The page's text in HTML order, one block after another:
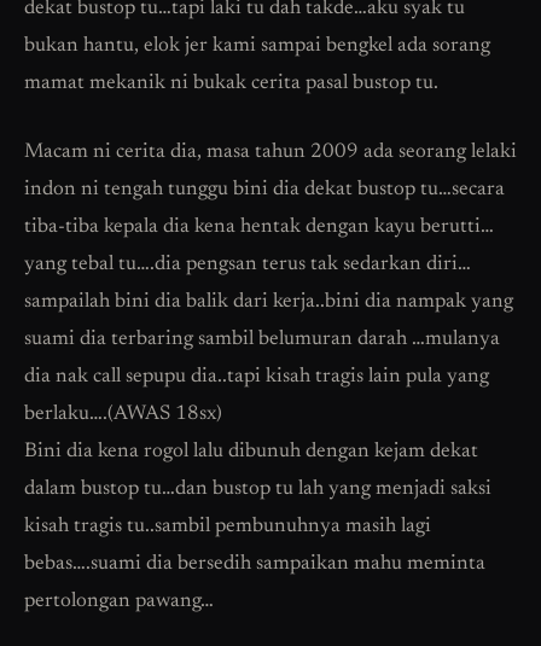
dekat bustop tu…tapi laki tu dah takde…aku syak tu
bukan hantu, elok jer kami sampai bengkel ada sorang
mamat mekanik ni bukak cerita pasal bustop tu.
Macam ni cerita dia, masa tahun 2009 ada seorang lelaki
indon ni tengah tunggu bini dia dekat bustop tu…secara
tiba-tiba kepala dia kena hentak dengan kayu berutti…
yang tebal tu….dia pengsan terus tak sedarkan diri…
sampailah bini dia balik dari kerja..bini dia nampak yang
suami dia terbaring sambil belumuran darah …mulanya
dia nak call sepupu dia..tapi kisah tragis lain pula yang
berlaku….(AWAS 18sx)
Bini dia kena rogol lalu dibunuh dengan kejam dekat
dalam bustop tu…dan bustop tu lah yang menjadi saksi
kisah tragis tu..sambil pembunuhnya masih lagi
bebas….suami dia bersedih sampaikan mahu meminta
pertolongan pawang…